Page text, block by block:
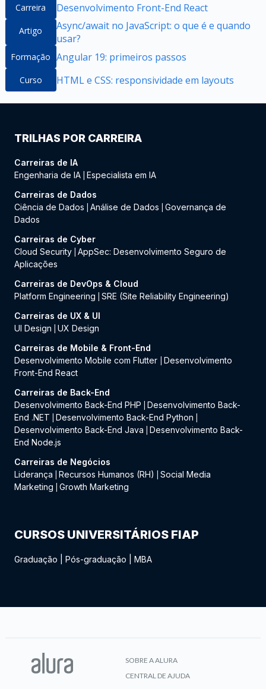
Carreira Desenvolvimento Front-End React
Artigo
Async/await no JavaScript: o que é e quando
usar?
Formação Angular 19: primeiros passos
Curso HTML e CSS: responsividade em layouts
TRILHAS POR CARREIRA
Carreiras de IA
Engenharia de IA Especialista em IA
Carreiras de Dados
Ciência de Dados
Análise de Dados
Governança de
Dados
Carreiras de Cyber
Cloud Security AppSec: Desenvolvimento Seguro de
Aplicações
Carreiras de DevOps & Cloud
Platform Engineering
SRE (Site Reliability Engineering)
Carreiras de UX & UI
UI Design
UX Design
Carreiras de Mobile & Front-End
Desenvolvimento Mobile com Flutter
Desenvolvimento
Front-End React
Carreiras de Back-End
Desenvolvimento Back-End PHP
Desenvolvimento Back-
End .NET
Desenvolvimento Back-End Python
Desenvolvimento Back-End Java
Desenvolvimento Back-
End Node.js
Carreiras de Negócios
Liderança
Recursos Humanos (RH)
Social Media
Marketing
Growth Marketing
CURSOS UNIVERSITÁRIOS FIAP
Graduação Pós-graduação MBA
SOBRE A ALURA
CENTRAL DE AJUDA